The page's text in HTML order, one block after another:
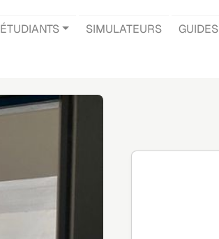
ÉTUDIANTS SIMULATEURS GUIDES